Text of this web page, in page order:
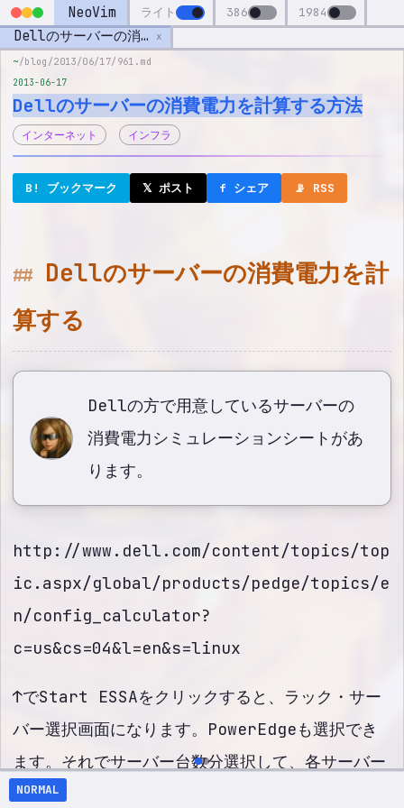
NeoVim ライト 386 1984
Dellのサーバーの消費電力を計算する方法 x
~/blog/2013/06/17/961.md
2013-06-17
Dellのサーバーの消費電力を計算する方法
インターネット インフラ
B! ブックマーク 𝕏 ポスト f シェア 📡 RSS
Dellのサーバーの消費電力を計
算する
Dellの方で用意しているサーバーの
消費電力シミュレーションシートがあ
ります。
http://www.dell.com/content/topics/top
ic.aspx/global/products/pedge/topics/e
n/config_calculator?
c=us&cs=04&l=en&s=linux
↑でStart ESSAをクリックすると、ラック・サー
バー選択画面になります。PowerEdgeも選択でき
ます。それでサーバー台数分選択して、各サーバー
ごとにConfigureでCPUは何か、メモリは何GB
NORMAL